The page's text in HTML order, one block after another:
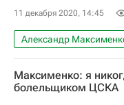
11 декабря 2020, 14:45
Александр
Молодежная сборная
Максименко: я
болельщиком ЦСКА